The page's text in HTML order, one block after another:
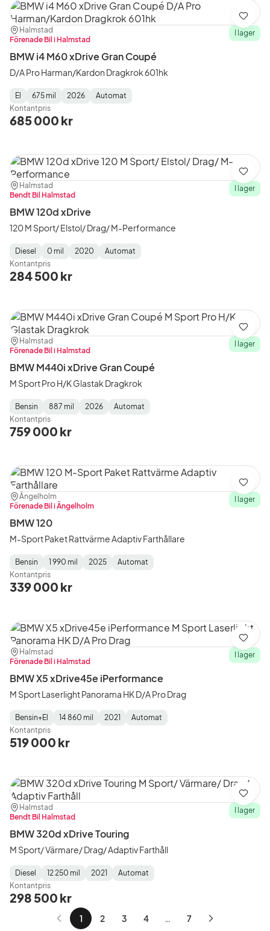
Plats:
Halmstad
Återförsäljare:
Förenade Bil i Halmstad
I lager
BMW i4 M60 xDrive Gran Coupé
D/A Pro Harman/Kardon Dragkrok 601hk
Fuel
Type:
El
Mätarställning:
675 mil
Model
Year:
2026
Gearbox
Type:
Automat
Kontantpris
685 000 kr
Spara
Plats:
Halmstad
Återförsäljare:
Bendt Bil Halmstad
I lager
BMW 120d xDrive
120 M Sport/ Elstol/ Drag/ M-Performance
Fuel
Type:
Diesel
Mätarställning :
0 mil
Model
Year:
2020
Gearbox
Type:
Automat
Kontantpris
284 500 kr
Spara
Plats:
Halmstad
Återförsäljare:
Förenade Bil i Halmstad
I lager
BMW M440i xDrive Gran Coupé
M Sport Pro H/K Glastak Dragkrok
Fuel
Type:
Bensin
Mätarställning:
887 mil
Model
Year:
2026
Gearbox
Type:
Automat
Kontantpris
759 000 kr
Spara
Plats:
Ängelholm
Återförsäljare:
Förenade Bil i Ängelholm
I lager
BMW 120
M-Sport Paket Rattvärme Adaptiv Farthållare
Fuel
Type:
Bensin
Mätarställning:
1 990 mil
Model
Year:
2025
Gearbox
Type:
Automat
Kontantpris
339 000 kr
Spara
Plats:
Halmstad
Återförsäljare:
Förenade Bil i Halmstad
I lager
BMW X5 xDrive45e iPerformance
M Sport Laserlight Panorama HK D/A Pro Drag
Fuel
Type:
Bensin+El
Mätarställning:
14 860 mil
Model
Year:
2021
Gearbox
Type:
Automat
Kontantpris
519 000 kr
Spara
Plats:
Halmstad
Återförsäljare:
Bendt Bil Halmstad
I lager
BMW 320d xDrive Touring
M Sport/ Värmare/ Drag/ Adaptiv Farthåll
Fuel
Type:
Diesel
Mätarställning:
12 250 mil
Model
Year:
2021
Gearbox
Type:
Automat
Kontantpris
298 500 kr
Spara
1 2 3 4 … 7
Nästa